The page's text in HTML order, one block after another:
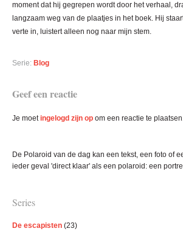
moment dat hij gegrepen wordt door het verhaal,
langzaam weg van de plaatjes in het boek. Hij
verte in, luistert alleen nog naar mijn stem.
Serie: Blog
Lees
Geef een reactie
Je moetingelogd zijn op om een reactie te
Primaire
Sidebar
De Polaroid van de dag kan een tekst, een foto of
ieder geval 'direct klaar' als een polaroid: een
Series
De escapisten (23)